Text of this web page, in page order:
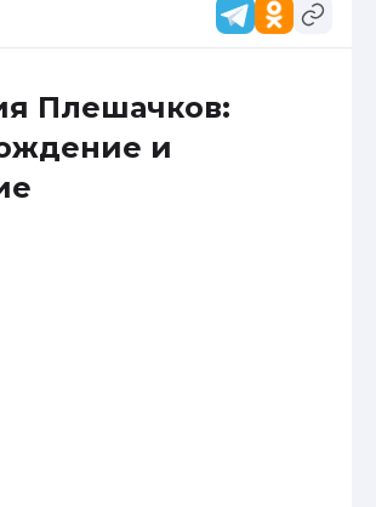
Плешачков:
и